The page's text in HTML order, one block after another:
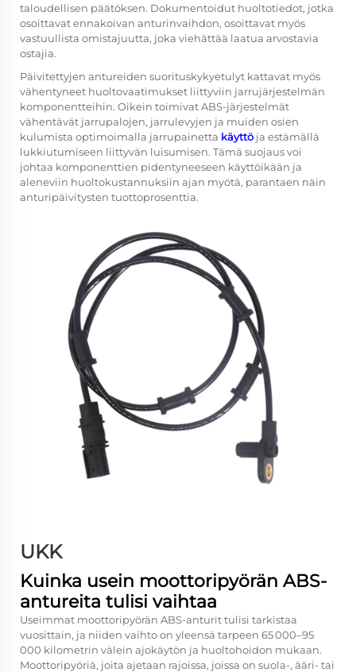
taloudellisen päätöksen. Dokumentoidut huoltotiedot, jotka
osoittavat ennakoivan anturinvaihdon, osoittavat myös
vastuullista omistajuutta, joka viehättää laatua arvostavia
ostajia.
Päivitettyjen antureiden suorituskykyetulyt kattavat myös
vähentyneet huoltovaatimukset liittyviin jarrujärjestelmän
komponentteihin. Oikein toimivat ABS-järjestelmät
vähentävät jarrupalojen, jarrulevyjen ja muiden osien
kulumista optimoimalla jarrupainetta käyttö ja estämällä
lukkiutumiseen liittyvän luisumisen. Tämä suojaus voi
johtaa komponenttien pidentyneeseen käyttöikään ja
aleneviin huoltokustannuksiin ajan myötä, parantaen näin
anturipäivitysten tuottoprosenttia.
UKK
Kuinka usein moottoripyörän ABS-
antureita tulisi vaihtaa
Useimmat moottoripyörän ABS-anturit tulisi tarkistaa
vuosittain, ja niiden vaihto on yleensä tarpeen 65 000–95
000 kilometrin välein ajokäytön ja huoltohoidon mukaan.
Moottoripyöriä, joita ajetaan rajoissa, joissa on suola-, ääri- tai